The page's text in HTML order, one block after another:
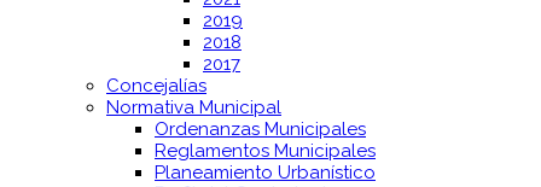
2019
2018
2017
Concejalías
Normativa Municipal
Ordenanzas Municipales
Reglamentos Municipales
Planeamiento Urbanístico